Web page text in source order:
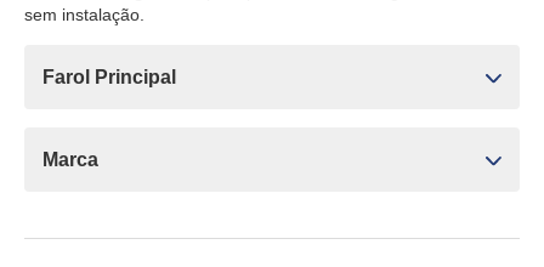
sem instalação.
Farol Principal
Marca